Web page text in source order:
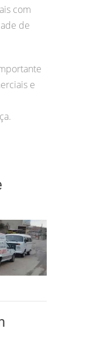
com
de
e